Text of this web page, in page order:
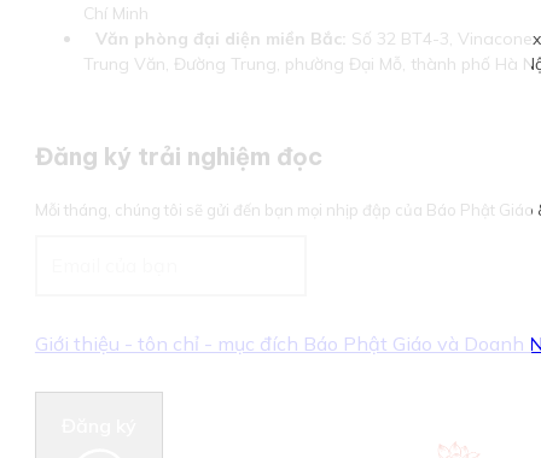
Chí Minh
Văn phòng đại diện miền Bắc: Số 32 BT4-3,
Trung Văn, Đường Trung, phường Đại Mỗ, thành phố Hà
Đăng ký trải nghiệm đọc
Mỗi tháng, chúng tôi sẽ gửi đến bạn mọi nhịp đập của Báo Phật Giáo
Giới thiệu - tôn chỉ - mục đích Báo Phật Giáo và Doanh